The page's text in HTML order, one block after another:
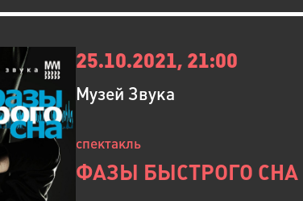
25.10.2021, 21:00
Музей Звука
спектакль
ФАЗЫ БЫСТРОГО СНА